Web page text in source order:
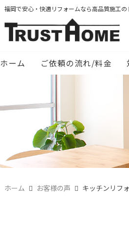
福岡で安心・快適リフォームなら高品質施工
ホーム ご依頼の流れ/料金
ホーム お客様の声 キッチンリフ